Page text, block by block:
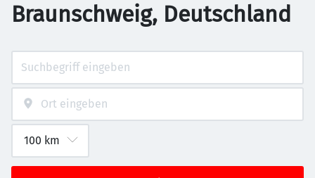
Braunschweig, Deutschland